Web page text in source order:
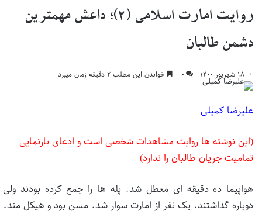
روایت امارت اسلامی (۲)؛ داعش مهمترین
دشمن طالبان
۱۸ شهریور ۱۴۰۰ ۰ خواندن این مطلب ۲ دقیقه زمان میبرد
علیرضا کمیلی
(این نوشته ها روایت مشاهدات شخصی است و ادعای بازنمایی
تمامیت جریان طالبان را ندارد)
هواپیما ده دقیقه ای معطل شد. پله ها را جمع کرده بودند ولی
دوباره گذاشتند. یک نفر از امارت سوار شد. مسن بود و هیکل مند.